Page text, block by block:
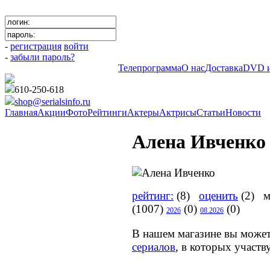
- регистрация войти
- забыли пароль?
ТелепрограммаО насДоставкаDVD
610-250-618
shop@serialsinfo.ru
ГлавнаяАкцииФотоРейтингиАктерыАктрисыСтатьиНовости
Алена Ивченко
рейтинг: (8) оценить (2)
(1007) 2026 (0) 08.2026 (0)
В нашем магазине вы
сериалов, в которых